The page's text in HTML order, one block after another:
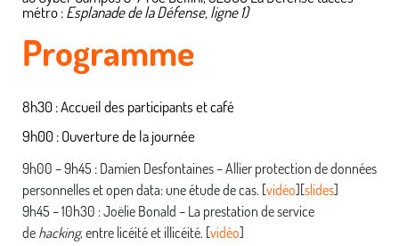
métro :Esplanade de la Défense, ligne 1)
Programme
8h30 : Accueil des participants et café
9h00 : Ouverture de la journée
9h00 – 9h45 : Damien Desfontaines – Allier protection de données
personnelles et open data: une étude de cas. [vidéo][slides]
9h45 – 10h30 : Joëlie Bonald – La prestation de service
de hacking, entre licéité et illicéité. [vidéo]